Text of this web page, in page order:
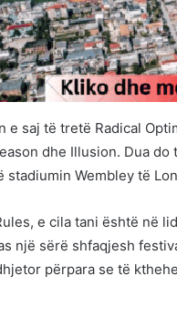
e saj të tretë Radical
dhe Illusion. Dua
stadiumin Wembley të
e cila tani është në
një sërë shfaqjesh
përpara se të